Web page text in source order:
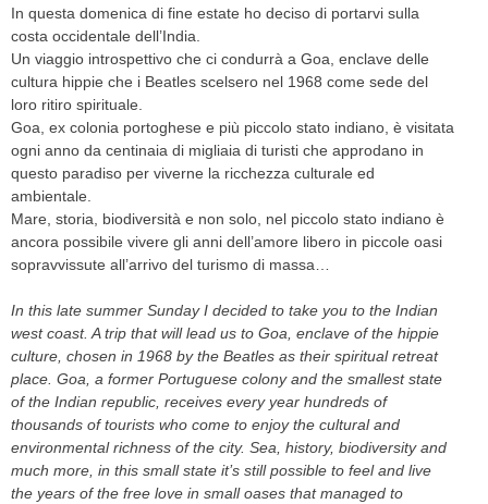
PRESS
CONTACT
ABOUT
ARCHIVES
CONTACT
In questa domenica di fine estate ho deciso di portarvi sulla
costa occidentale dell’India.
Un viaggio introspettivo che ci condurrà a Goa, enclave delle
cultura hippie che i Beatles scelsero nel 1968 come sede del
loro ritiro spirituale.
Goa, ex colonia portoghese e più piccolo stato indiano, è visitata
ogni anno da centinaia di migliaia di turisti che approdano in
questo paradiso per viverne la ricchezza culturale ed
ambientale.
Mare, storia, biodiversità e non solo, nel piccolo stato indiano è
ancora possibile vivere gli anni dell’amore libero in piccole oasi
sopravvissute all’arrivo del turismo di massa…
In this late summer Sunday I decided to take you to the Indian
west coast. A trip that will lead us to Goa, enclave of the hippie
culture, chosen in 1968 by the Beatles as their spiritual retreat
place. Goa, a former Portuguese colony and the smallest state
of the Indian republic, receives every year hundreds of
thousands of tourists who come to enjoy the cultural and
environmental richness of the city. Sea, history, biodiversity and
much more, in this small state it’s still possible to feel and live
the years of the free love in small oases that managed to